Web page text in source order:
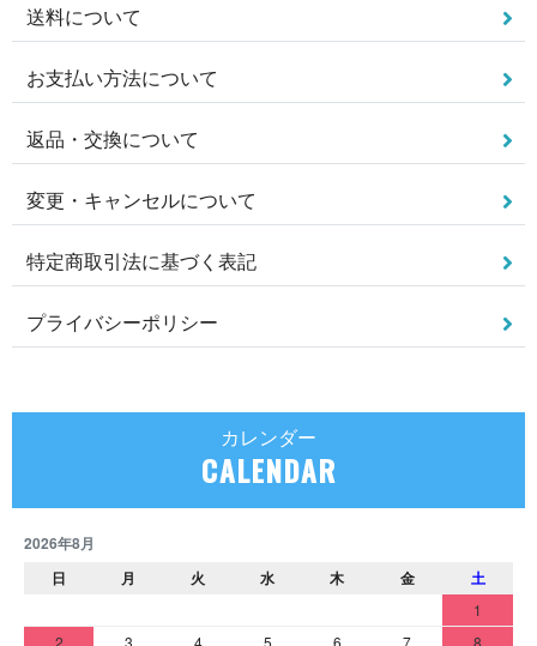
送料について
お支払い方法について
返品・交換について
変更・キャンセルについて
特定商取引法に基づく表記
プライバシーポリシー
カレンダー
CALENDAR
2026年8月
日
月 火 水 木 金 土
1
2
3 4 5 6 7
8